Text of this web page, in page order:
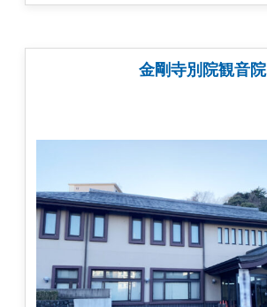
金剛寺別院観音院